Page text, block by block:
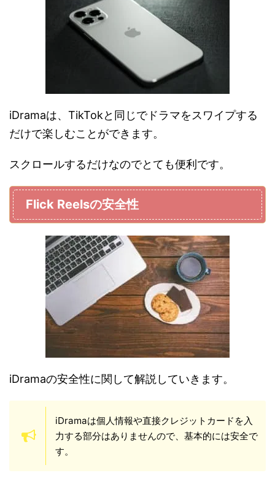
iDramaは、TikTokと同じでドラマをスワイプする
だけで楽しむことができます。
スクロールするだけなのでとても便利です。
Flick Reelsの安全性
iDramaの安全性に関して解説していきます。
iDramaは個人情報や直接クレジットカードを入
力する部分はありませんので、基本的には安全で
す。